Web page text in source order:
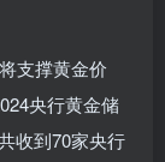
支撑黄金价
央行黄金储
收到70家央行